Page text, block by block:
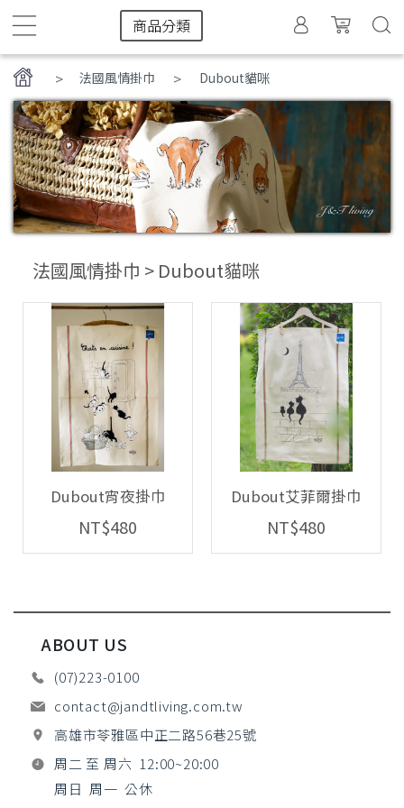
法國風情掛巾 > Dubout貓咪
商品分類
法國風情掛巾 > Dubout貓咪
Dubout宵夜掛巾
NT$480
Dubout艾菲爾掛巾
NT$480
ABOUT US
(07)223-0100
contact@jandtliving.com.tw
高雄市苓雅區中正二路56巷25號
周二 至 周六 12:00~20:00
周日 周一 公休